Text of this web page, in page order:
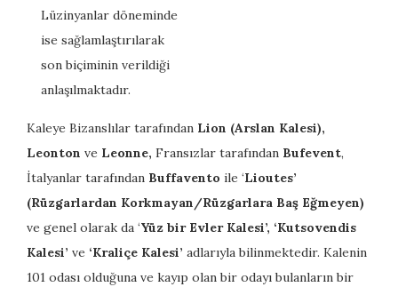
Lüzinyanlar döneminde
ise sağlamlaştırılarak
son biçiminin verildiği
anlaşılmaktadır.
Kaleye Bizanslılar tarafından Lion (Arslan Kalesi),
Leonton ve Leonne, Fransızlar tarafından Bufevent,
İtalyanlar tarafından Buffavento ile ‘Lioutes’
(Rüzgarlardan Korkmayan/Rüzgarlara Baş Eğmeyen)
ve genel olarak da ‘Yüz bir Evler Kalesi’, ‘Kutsovendis
Kalesi’ ve ‘Kraliçe Kalesi’ adlarıyla bilinmektedir. Kalenin
101 odası olduğuna ve kayıp olan bir odayı bulanların bir